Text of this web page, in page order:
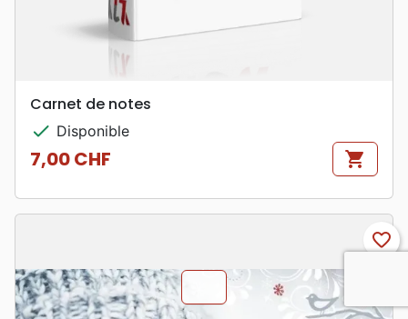
Carnet de notes
check Disponible
Prix
7,00 CHF shopping_cart
favorite_border